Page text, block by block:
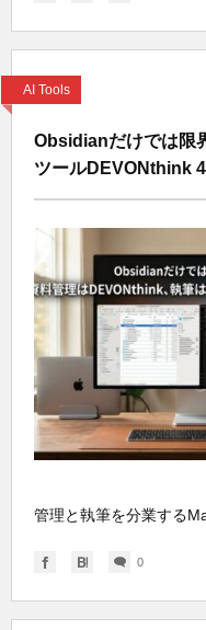
AI Tools
Obsidianだけでは限
ツールDEVONthink
管理と執筆を分業する
0